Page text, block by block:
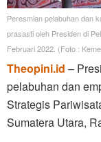
Peresmian pelabuhan dan
prasasti oleh Presiden di
Februari 2022. (Foto :
Theopini.id –
pelabuhan dan
Strategis
Sumatera Utara,